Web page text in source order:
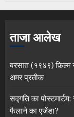
ताजा आलेख
बरसात (१९४९) फ़िल्म
अमर प्रतीक
सद्गति का
फैलाने का एजेंडा?